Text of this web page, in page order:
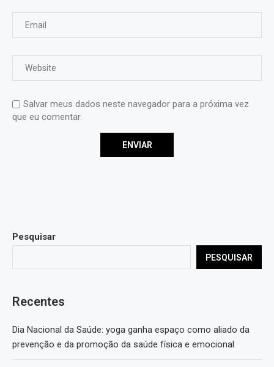
Salvar meus dados neste navegador para a próxima vez
que eu comentar.
Pesquisar
PESQUISAR
Recentes
Dia Nacional da Saúde: yoga ganha espaço como aliado da
prevenção e da promoção da saúde física e emocional